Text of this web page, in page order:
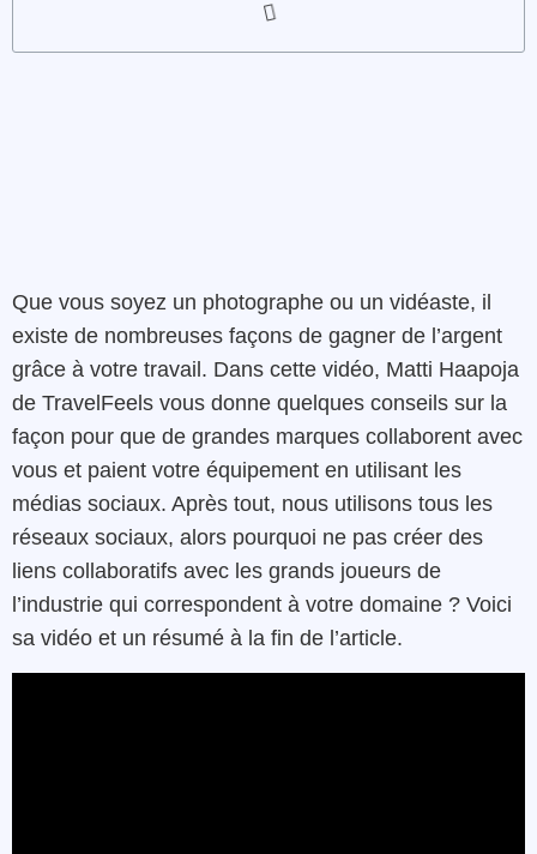
Que vous soyez un photographe ou un vidéaste, il
existe de nombreuses façons de gagner de l’argent
grâce à votre travail. Dans cette vidéo, Matti Haapoja
de TravelFeels vous donne quelques conseils sur la
façon pour que de grandes marques collaborent avec
vous et paient votre équipement en utilisant les
médias sociaux. Après tout, nous utilisons tous les
réseaux sociaux, alors pourquoi ne pas créer des
liens collaboratifs avec les grands joueurs de
l’industrie qui correspondent à votre domaine ? Voici
sa vidéo et un résumé à la fin de l’article.